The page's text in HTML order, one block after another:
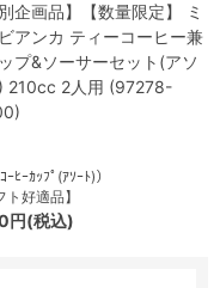
別企画品】【数量限定】 ミ
アンカ ティーコーヒー兼
プ&ソーサーセット(アソ
210cc 2人用 (97278-
ｺｰﾋｰｶｯﾌﾟ(ｱｿｰﾄ)）
ト好適品】
円(税込)